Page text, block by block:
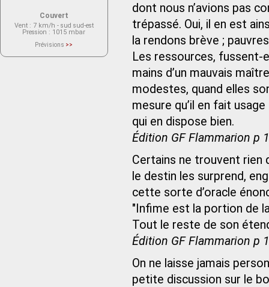
dont nous n’avions pas
trépassé. Oui, il en est
la rendons brève ;
Les ressources, fussent-
mains d’un mauvais
modestes, quand elles
mesure qu’il en fait
qui en dispose bien.
Édition GF Flammarion p
Certains ne trouvent rien
le destin les surprend,
cette sorte d’oracle
"Infime est la portion de
Tout le reste de son
Édition GF Flammarion p
On ne laisse jamais
petite discussion sur le
Couvert
Vent : 7 km/h - sud sud-est
Pression : 1015 mbar
Prévisions >>
actuellement aucune prévision